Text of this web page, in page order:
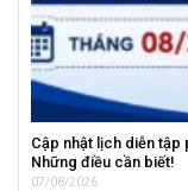
Cập nhật lịch diễn tập
Những điều cần biết!
07/08/2026